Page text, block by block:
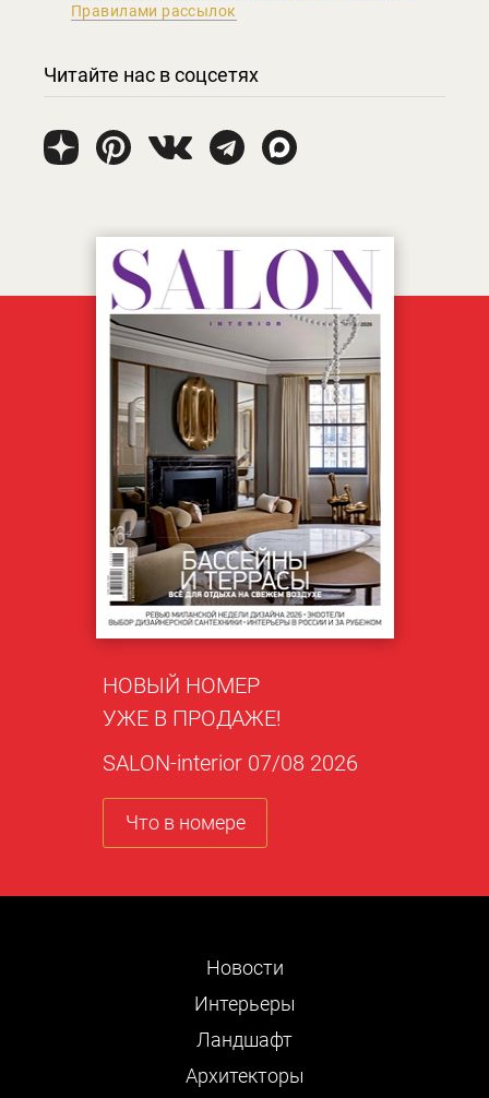
Правилами рассылок
Читайте нас в соцсетях
НОВЫЙ НОМЕР
УЖЕ В ПРОДАЖЕ!
SALON-interior 07/08 2026
Что в номере
Новости
Интерьеры
Ландшафт
Архитекторы